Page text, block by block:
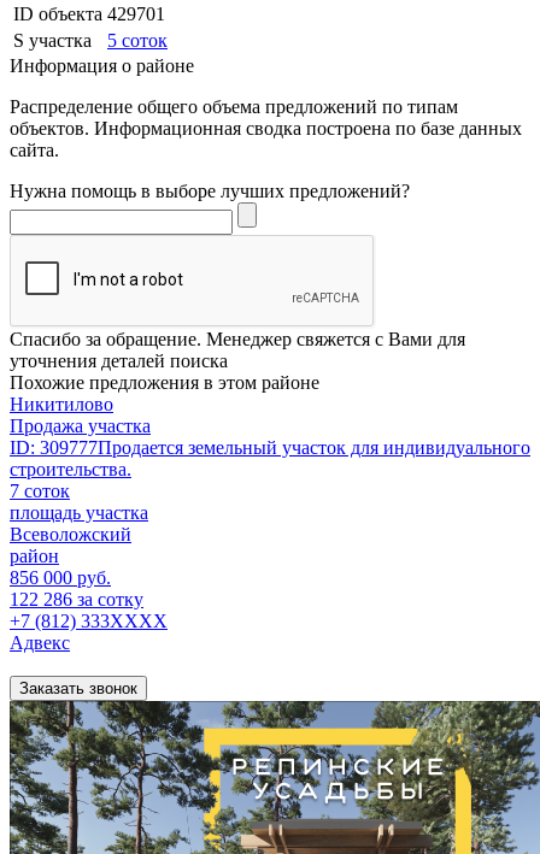
ID объекта 429701
S участка
5 соток
Информация о районе
Распределение общего объема предложений по типам
объектов. Информационная сводка построена по базе данных
сайта.
Нужна помощь в выборе лучших предложений?
Спасибо за обращение. Менеджер свяжется с Вами для
уточнения деталей поиска
Похожие предложения в этом районе
Никитилово
Продажа участка
ID: 309777Продается земельный участок для индивидуального
строительства.
7 соток
площадь участка
Всеволожский
район
856 000 руб.
122 286 за сотку
+7 (812) 333XXXX
Адвекс
Заказать звонок